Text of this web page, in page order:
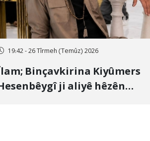
19:42 - 26 Tîrmeh (Temûz) 2026
Binçavkirina Kiyûmers
ji aliyê hêzên